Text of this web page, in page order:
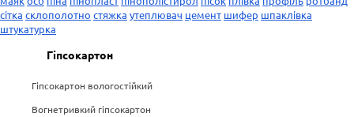
сітка склополотно стяжка утеплювач цемент шифер шпаклівка
штукатурка
Гіпсокартон
Гіпсокартон вологостійкий
Вогнетривкий гіпсокартон